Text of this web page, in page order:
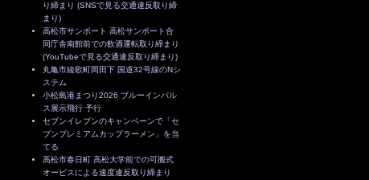
り締まり (SNSで見る交通違反取り締
まり)
高松市サンポート 高松サンポート合
同庁舎南館前での飲酒運転取り締まり
(YouTubeで見る交通違反取り締まり)
丸亀市綾歌町岡田下 国道32号線のNシ
ステム
小松島港まつり2026 ブルーインパル
ス展示飛行 予行
セブンイレブンのキャンペーンで「セ
ブンプレミアムカップラーメン」を当
てる
高松市春日町 高松大学前での可搬式
オービスによる速度違反取り締まり